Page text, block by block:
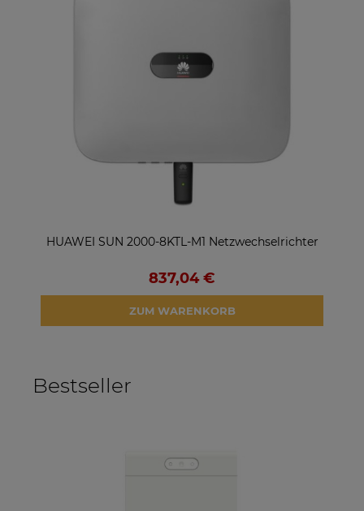
HUAWEI SUN 2000-8KTL-M1 Netzwechselrichter
837,04 €
ZUM WARENKORB
Bestseller